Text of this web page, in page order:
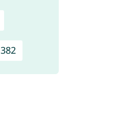
382